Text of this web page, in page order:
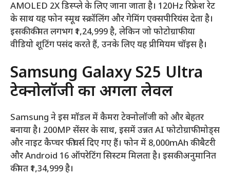
AMOLED 2X डिस्प्ले के लिए जाना जाता है। 120Hz रिफ्रेश रेट
के साथ यह फोन स्मूथ स्क्रॉलिंग और गेमिंग एक्सपीरियंस देता है।
इसकी कीमत लगभग ₹1,24,999 है, लेकिन जो फोटोग्राफी या
वीडियो शूटिंग पसंद करते हैं, उनके लिए यह प्रीमियम चॉइस है।
Samsung Galaxy S25 Ultra
टेक्नोलॉजी का अगला लेवल
Samsung ने इस मॉडल में कैमरा टेक्नोलॉजी को और बेहतर
बनाया है। 200MP सेंसर के साथ, इसमें उन्नत AI फोटोग्राफी मोड्स
और नाइट कैप्चर फीचर्स दिए गए हैं। फोन में 8,000mAh की बैटरी
और Android 16 ऑपरेटिंग सिस्टम मिलता है। इसकी अनुमानित
कीमत ₹1,34,999 है।